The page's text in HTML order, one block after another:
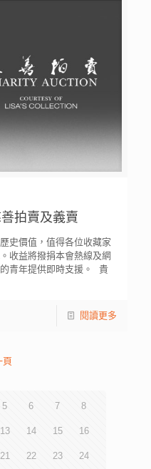
拍賣及義賣
史價值，值得各位收藏家
收益將撥捐本會熱線及網
青年提供即時支援。 貴
閱讀更多
頁
5 6 7 8
13 14 15 16
21 22 23 24